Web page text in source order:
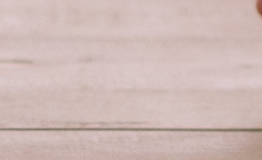
Unser eigenes, sehr einfach bedienbares CMS - eine
komfortable Alternative zu den marktüblichen und